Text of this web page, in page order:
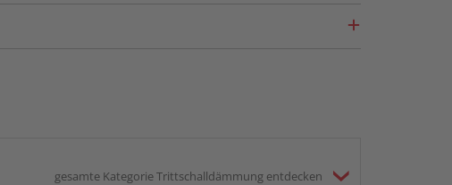
gesamte Kategorie Trittschalldämmung entdecken